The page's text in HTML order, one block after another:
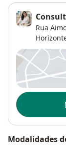
Rua
Modalidades